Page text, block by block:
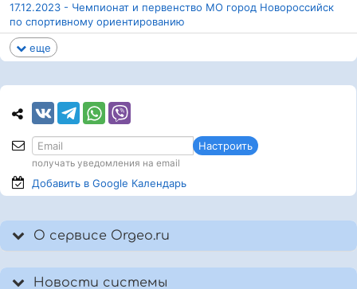
17.12.2023 - Чемпионат и первенство МО город Новороссийск
по спортивному ориентированию
еще
Настроить
получать уведомления на email
Добавить в Google Календарь
О сервисе Orgeo.ru
Новости системы